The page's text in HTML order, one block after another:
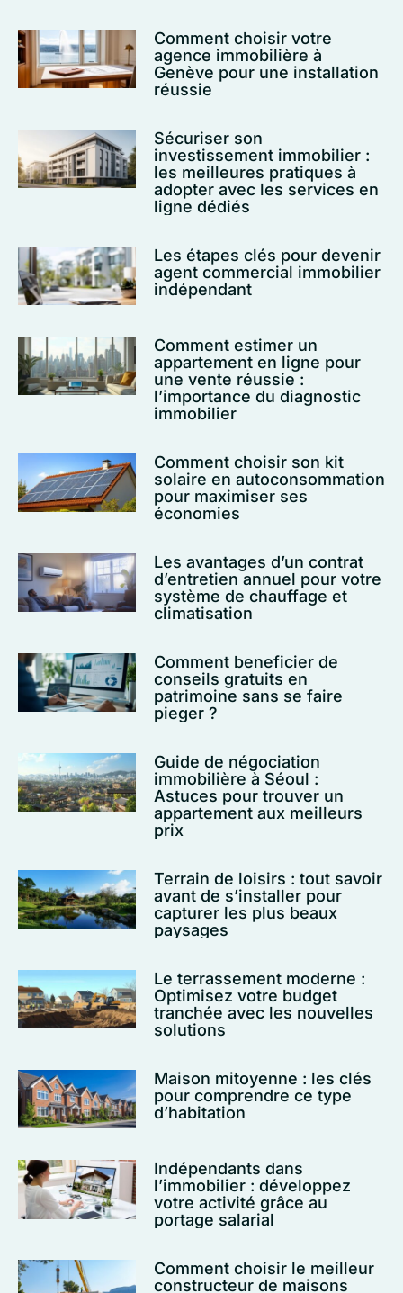
Comment choisir votre
agence immobilière à
Genève pour une installation
réussie
Sécuriser son
investissement immobilier :
les meilleures pratiques à
adopter avec les services en
ligne dédiés
Les étapes clés pour devenir
agent commercial immobilier
indépendant
Comment estimer un
appartement en ligne pour
une vente réussie :
l’importance du diagnostic
immobilier
Comment choisir son kit
solaire en autoconsommation
pour maximiser ses
économies
Les avantages d’un contrat
d’entretien annuel pour votre
système de chauffage et
climatisation
Comment beneficier de
conseils gratuits en
patrimoine sans se faire
pieger ?
Guide de négociation
immobilière à Séoul :
Astuces pour trouver un
appartement aux meilleurs
prix
Terrain de loisirs : tout savoir
avant de s’installer pour
capturer les plus beaux
paysages
Le terrassement moderne :
Optimisez votre budget
tranchée avec les nouvelles
solutions
Maison mitoyenne : les clés
pour comprendre ce type
d’habitation
Indépendants dans
l’immobilier : développez
votre activité grâce au
portage salarial
Comment choisir le meilleur
constructeur de maisons